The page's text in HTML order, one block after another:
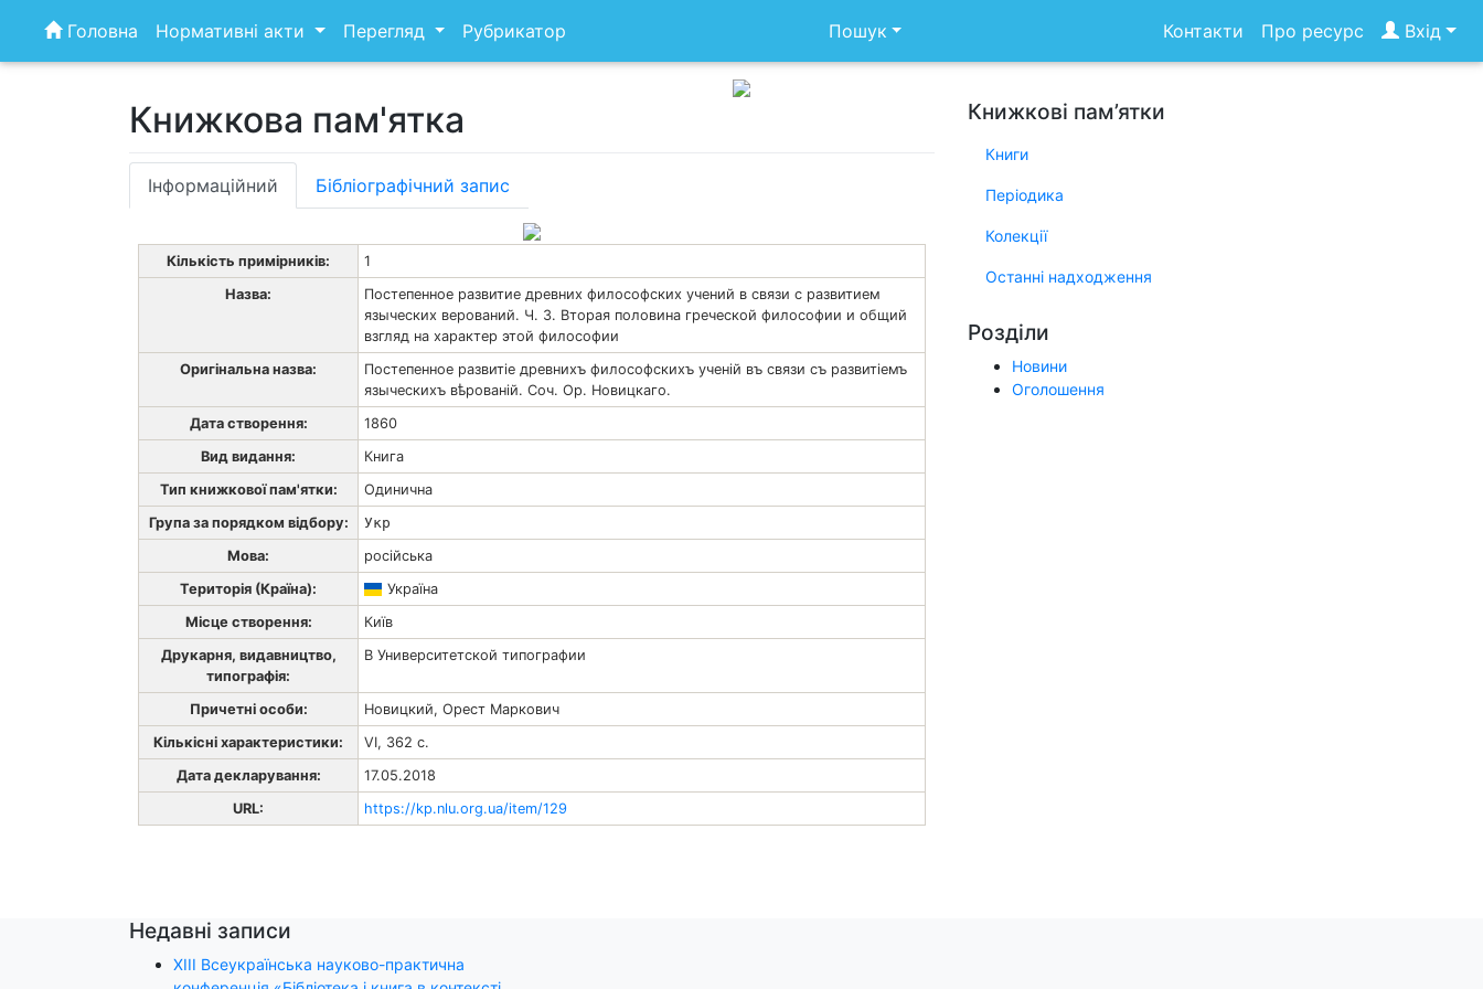
content
Головна Нормативні акти Перегляд Рубрикатор Пошук Контакти Про ресурс Вхід
Книжкова пам'ятка
Інформаційний Бібліографічний запис
Кількість примірників:
1
Назва:
Постепенное развитие древних философских учений в связи с развитием
языческих верований. Ч. 3. Вторая половина греческой философии и общий
взгляд на характер этой философии
Оригінальна назва:
Постепенное развитіе древнихъ философскихъ ученій въ связи съ развитіемъ
языческихъ вѣрованій. Соч. Ор. Новицкаго.
Дата створення:
1860
Вид видання:
Книга
Тип книжкової пам'ятки:
Одинична
Група за порядком відбору:
Укр
Мова:
російська
Територія (Країна):
Україна
Місце створення:
Київ
Друкарня, видавництво,
типографія:
В Университетской типографии
Причетні особи:
Новицкий, Орест Маркович
Кількісні характеристики:
VI, 362 с.
Дата декларування:
17.05.2018
URL:
https://kp.nlu.org.ua/item/129
Книжкові пам’ятки
Книги
Періодика
Колекції
Останні надходження
Розділи
Новини
Оголошення
Недавні записи
ХІІІ Всеукраїнська науково-практична